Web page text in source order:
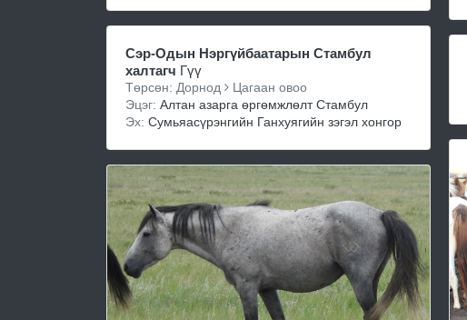
Сэр-Одын Нэргүйбаатарын Стамбул
халтагч Гүү
Төрсөн: Дорнод
Цагаан овоо
Эцэг: Алтан азарга өргөмжлөлт Стамбул
Эх: Сумьяасүрэнгийн Ганхуягийн зэгэл хонгор